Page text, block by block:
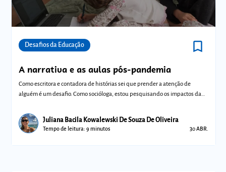
Desafios da Educação bookmark_border
A narrativa e as aulas pós-pandemia
Como escritora e contadora de histórias sei que prender a atenção de
alguém é um desafio. Como socióloga, estou pesquisando os impactos da
Juliana Bacila Kowalewski De Souza De Oliveira
Tempo de leitura: 9 minutos 30 ABR.